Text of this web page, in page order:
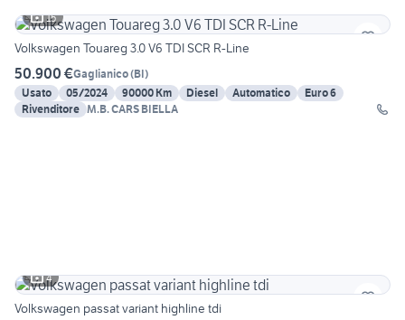
15
Volkswagen Touareg 3.0 V6 TDI SCR R-Line
50.900 €Gaglianico(BI)
Usato
05/2024 90000 Km Diesel Automatico
Euro 6
Rivenditore M.B. CARS BIELLA
4
Volkswagen passat variant highline tdi